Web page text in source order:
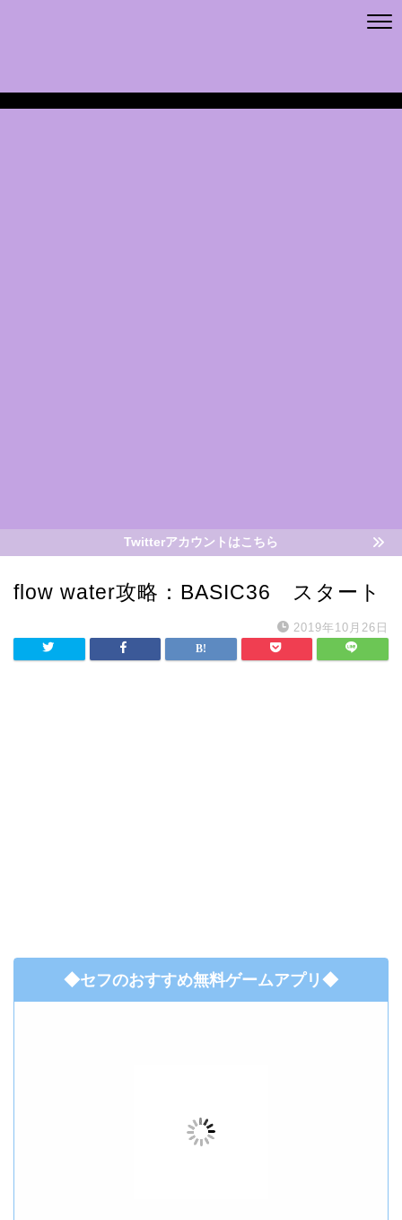
Twitterアカウントはこちら
flow water攻略：BASIC36 スタート
2019年10月26日
◆セフのおすすめ無料ゲームアプリ◆